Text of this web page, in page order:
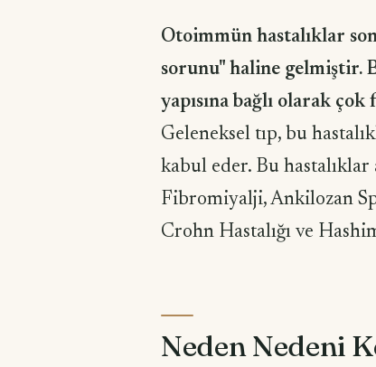
Otoimmün hastalıklar
sorunu" haline gelmiştir.
yapısına bağlı olarak
Geleneksel tıp, bu
kabul eder. Bu
Fibromiyalji, Ankilozan
Crohn Hastalığı ve
Neden Nedeni